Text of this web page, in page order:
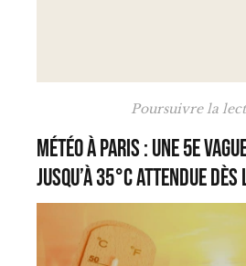
Poursuivre la
Météo à Paris : une 5e
jusqu’à 35°C attendue